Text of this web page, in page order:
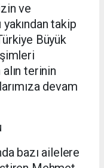
ve
yakından takip
Büyük
terinin
devam
bazı ailelere